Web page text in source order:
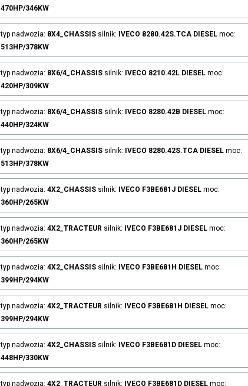
470HP/346KW
typ nadwozia: 8X4_CHASSIS silnik: IVECO 8280.42S.TCA DIESEL moc:
513HP/378KW
typ nadwozia: 8X6/4_CHASSIS silnik: IVECO 8210.42L DIESEL moc:
420HP/309KW
typ nadwozia: 8X6/4_CHASSIS silnik: IVECO 8280.42B DIESEL moc:
440HP/324KW
typ nadwozia: 8X6/4_CHASSIS silnik: IVECO 8280.42S.TCA DIESEL moc:
513HP/378KW
typ nadwozia:4X2_CHASSIS silnik: IVECO F3BE681J DIESEL moc:
360HP/265KW
typ nadwozia:4X2_TRACTEUR silnik: IVECO F3BE681J DIESEL moc:
360HP/265KW
typ nadwozia:4X2_CHASSIS silnik: IVECO F3BE681H DIESEL moc:
399HP/294KW
typ nadwozia:4X2_TRACTEUR silnik: IVECO F3BE681H DIESEL moc:
399HP/294KW
typ nadwozia:4X2_CHASSIS silnik: IVECO F3BE681D DIESEL moc:
448HP/330KW
typ nadwozia:4X2_TRACTEUR silnik: IVECO F3BE681D DIESEL moc: